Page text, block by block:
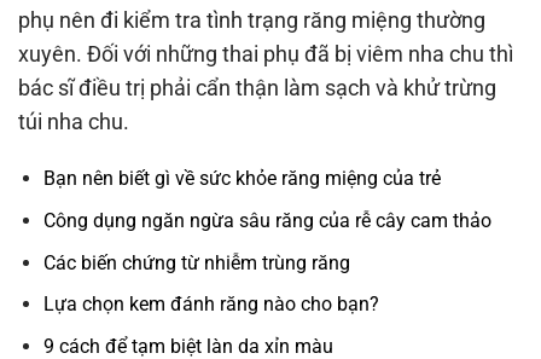
phụ nên đi kiểm tra tình trạng răng miệng thường
xuyên. Đối với những thai phụ đã bị viêm nha chu thì
bác sĩ điều trị phải cẩn thận làm sạch và khử trừng
túi nha chu.
Bạn nên biết gì về sức khỏe răng miệng của trẻ
Công dụng ngăn ngừa sâu răng của rễ cây cam thảo
Các biến chứng từ nhiễm trùng răng
Lựa chọn kem đánh răng nào cho bạn?
9 cách để tạm biệt làn da xỉn màu